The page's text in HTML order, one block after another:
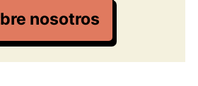
nosotros